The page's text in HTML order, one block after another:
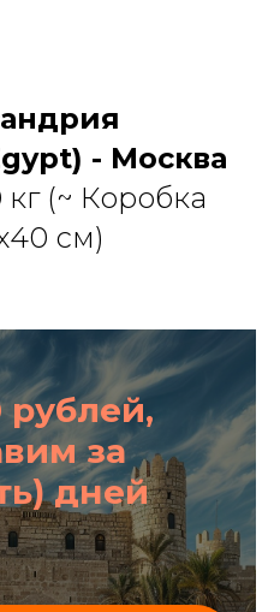
- Москва
(~ Коробка
см)
рублей,
за
дней